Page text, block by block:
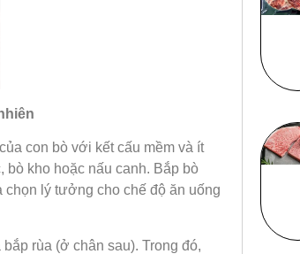
con bò với kết cấu mềm và ít
bò kho hoặc nấu canh. Bắp bò
chọn lý tưởng cho chế độ ăn uống
rùa (ở chân sau). Trong đó,